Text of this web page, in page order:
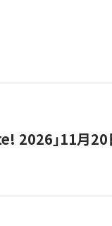
2026」11月